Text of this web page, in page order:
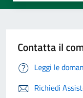
Contatta il
Leggi le
Richiedi